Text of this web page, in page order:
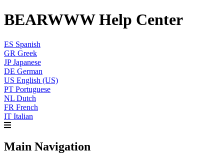
BEARWWW Help Center
ES Spanish
GR Greek
JP Japanese
DE German
US English (US)
PT Portuguese
NL Dutch
FR French
IT Italian
Main Navigation